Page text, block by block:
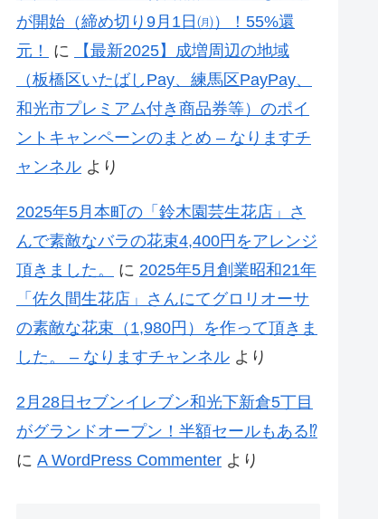
が開始（締め切り9月1日㈪）！55%還
元！
に
【最新2025】成増周辺の地域
（板橋区いたばしPay、練馬区PayPay、
和光市プレミアム付き商品券等）のポイ
ントキャンペーンのまとめ – なりますチ
ャンネル より
2025年5月本町の「鈴木園芸生花店」さ
んで素敵なバラの花束4,400円をアレンジ
頂きました。
に 2025年5月創業昭和21年
「佐久間生花店」さんにてグロリオーサ
の素敵な花束（1,980円）を作って頂きま
した。 – なりますチャンネル より
2月28日セブンイレブン和光下新倉5丁目
がグランドオープン！半額セールもある⁉
に A WordPress Commenter より